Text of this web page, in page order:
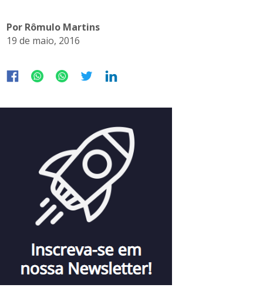
Por Rômulo Martins
19 de maio, 2016